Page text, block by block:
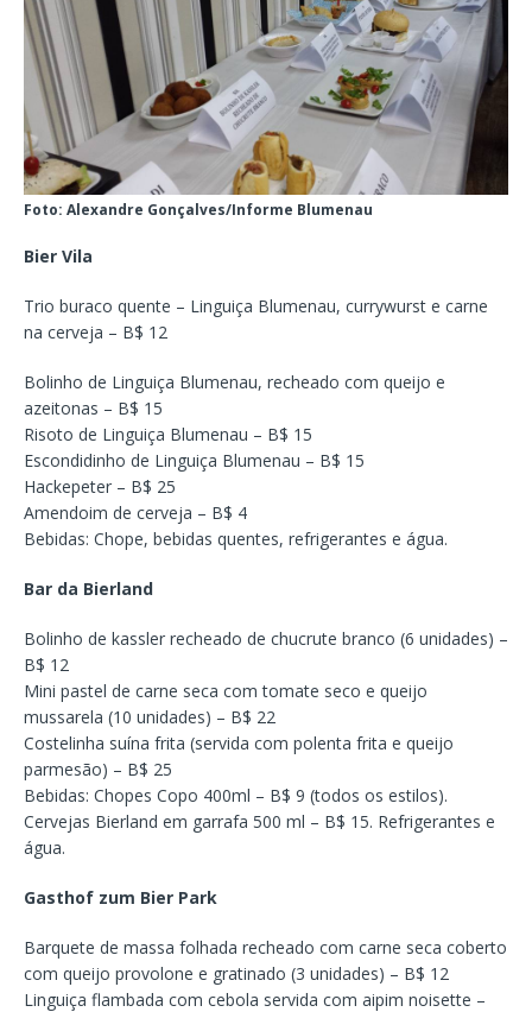
Foto: Alexandre Gonçalves/Informe Blumenau
Bier Vila
Trio buraco quente – Linguiça Blumenau, currywurst e carne
na cerveja – B$ 12
Bolinho de Linguiça Blumenau, recheado com queijo e
azeitonas – B$ 15
Risoto de Linguiça Blumenau – B$ 15
Escondidinho de Linguiça Blumenau – B$ 15
Hackepeter – B$ 25
Amendoim de cerveja – B$ 4
Bebidas: Chope, bebidas quentes, refrigerantes e água.
Bar da Bierland
Bolinho de kassler recheado de chucrute branco (6 unidades) –
B$ 12
Mini pastel de carne seca com tomate seco e queijo
mussarela (10 unidades) – B$ 22
Costelinha suína frita (servida com polenta frita e queijo
parmesão) – B$ 25
Bebidas: Chopes Copo 400ml – B$ 9 (todos os estilos).
Cervejas Bierland em garrafa 500 ml – B$ 15. Refrigerantes e
água.
Gasthof zum Bier Park
Barquete de massa folhada recheado com carne seca coberto
com queijo provolone e gratinado (3 unidades) – B$ 12
Linguiça flambada com cebola servida com aipim noisette –